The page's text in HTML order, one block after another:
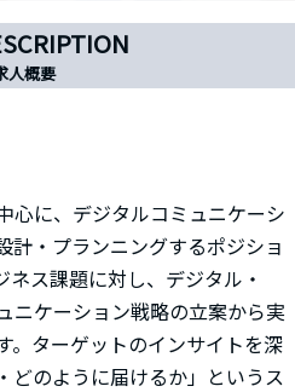
人概要
心に、デジタルコミュニケーシ
計・プランニングするポジショ
ス課題に対し、デジタル・
ニケーション戦略の立案から実
。ターゲットのインサイトを深
どのように届けるか」というス